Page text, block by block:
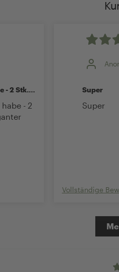
- 2 Stk.
- 2
Super
Super
Vollständige